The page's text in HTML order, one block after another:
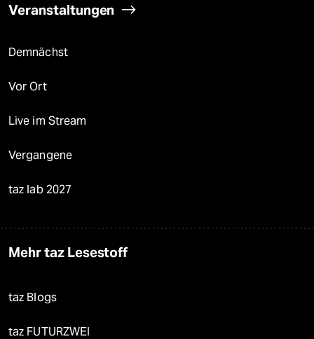
Veranstaltungen
Demnächst
Vor Ort
Live im Stream
Vergangene
taz lab 2027
Mehr taz Lesestoff
taz Blogs
taz FUTURZWEI